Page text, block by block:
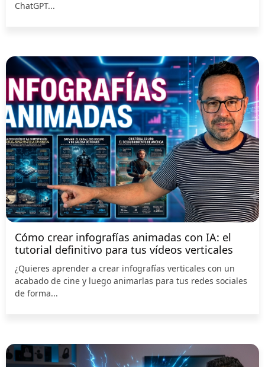
ChatGPT...
Cómo crear infografías animadas con IA: el
tutorial definitivo para tus vídeos verticales
¿Quieres aprender a crear infografías verticales con un
acabado de cine y luego animarlas para tus redes sociales
de forma...